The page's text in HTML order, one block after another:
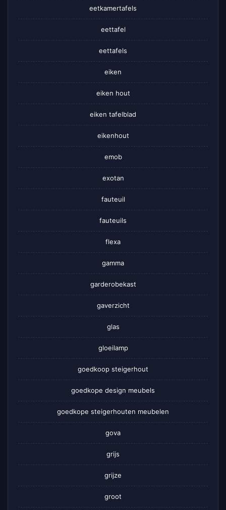
eetkamertafels
eettafel
eettafels
eiken
eiken hout
eiken tafelblad
eikenhout
emob
exotan
fauteuil
fauteuils
flexa
gamma
garderobekast
gaverzicht
glas
gloeilamp
goedkoop steigerhout
goedkope design meubels
goedkope steigerhouten meubelen
gova
grijs
grijze
groot